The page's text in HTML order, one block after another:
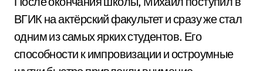
ВГИК на актёрский факультет и сразу же стал
одним из самых ярких студентов. Его
способности к импровизации и остроумные